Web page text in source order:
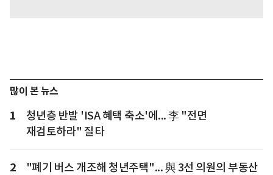
많이 본 뉴스
1
청년층 반발 'ISA 혜택 축소'에... 李 "전면
재검토하라" 질타
2
"폐기 버스 개조해 청년주택"... 與 3선 의원의 부동산